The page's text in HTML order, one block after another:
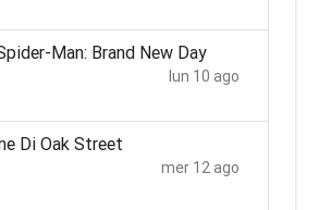
Man: Brand New Day
lun 10 ago
Di Oak Street
mer 12 ago